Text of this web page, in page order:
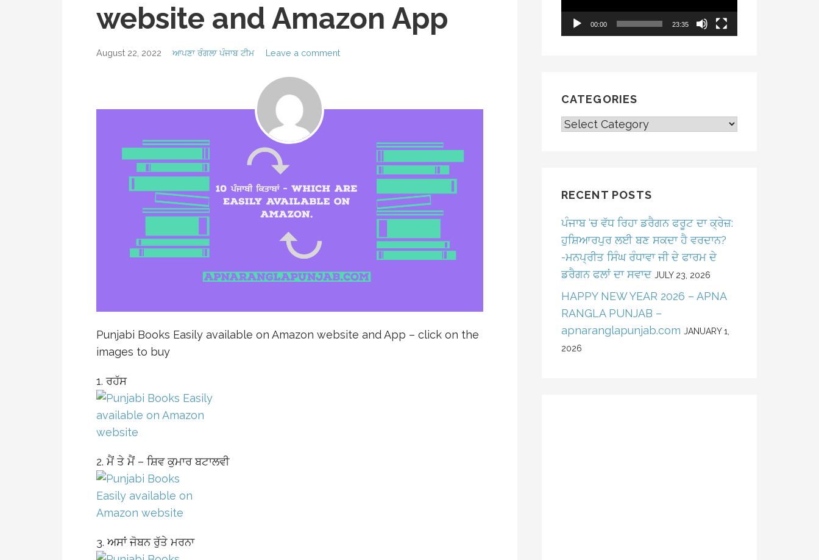
website and Amazon App
August 22, 2022 ਆਪਣਾ ਰੰਗਲਾ ਪੰਜਾਬ ਟੀਮ Leave a comment
Punjabi Books Easily available on Amazon website and App – click on the
images to buy
1. ਰਹੱਸ
2. ਮੈਂ ਤੇ ਮੈਂ – ਸ਼ਿਵ ਕੁਮਾਰ ਬਟਾਲਵੀ
3. ਅਸਾਂ ਜੋਬਨ ਰੁੱਤੇ ਮਰਨਾ
00:00 23:35
CATEGORIES
CATEGORIES
RECENT POSTS
ਪੰਜਾਬ ‘ਚ ਵੱਧ ਰਿਹਾ ਡਰੈਗਨ ਫਰੂਟ ਦਾ ਕ੍ਰੇਜ਼:
ਹੁਸ਼ਿਆਰਪੁਰ ਲਈ ਬਣ ਸਕਦਾ ਹੈ ਵਰਦਾਨ?
-ਮਨਪ੍ਰੀਤ ਸਿੰਘ ਰੰਧਾਵਾ ਜੀ ਦੇ ਫਾਰਮ ਦੇ
ਡਰੈਗਨ ਫਲਾਂ ਦਾ ਸਵਾਦ JULY 23, 2026
HAPPY NEW YEAR 2026 – APNA
RANGLA PUNJAB –
apnaranglapunjab.com JANUARY 1,
2026